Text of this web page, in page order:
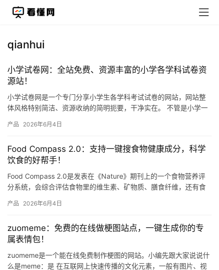
qianhui
小学试卷网：全站免费、资源丰富的小学各学科试卷资
源站！
小学试卷网是一个专门分享小学生各学科考试试卷的网站，网站整
体风格特别简洁、资源收纳的简明扼要，干净实在。 不管是小学一
都有…
产品 2026年6月4日
Food Compass 2.0：支持一键搜食物健康成分，科学
饮食的好帮手！
Food Compass 2.0是发表在《Nature》期刊上的一个食物营养评
分系统，会综合评估食物里的维生素、矿物质、膳食纤维，还有食
产品 2026年6月4日
zuomeme：免费的在线做梗图站点，一键生成你的专
属表情包！
zuomeme是一个能在线免费制作梗图的网站。小编先跟大家说说什
么是meme：是 在互联网上快速传播的文化元素，一般有图片、视